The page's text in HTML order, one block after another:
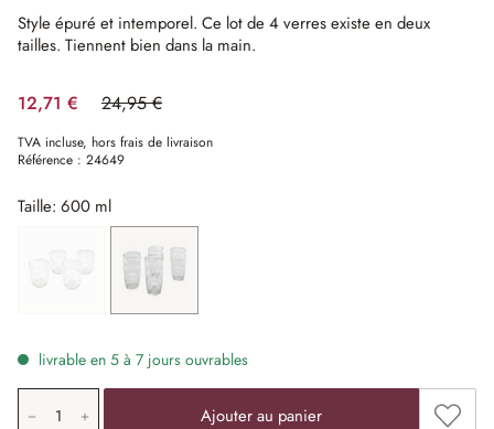
Style épuré et intemporel. Ce lot de 4 verres existe en deux
tailles. Tiennent bien dans la main.
12,71 € 24,95 €
(49.06%spared)
TVA incluse, hors frais de livraison
Référence : 24649
Taille: 600 ml
300 ml
(Cette option n'est pas disponible actuellement.)
600 ml
livrable en 5 à 7 jours ouvrables
Quantité de produit: saisissez la valeur souhaitée ou
Ajouter au panier